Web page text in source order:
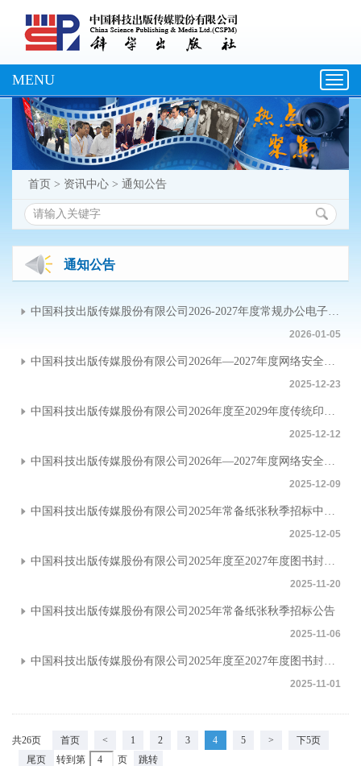
MENU
首页 > 资讯中心 > 通知公告
通知公告
2026-01-05
2025-12-23
2025-12-12
2025-12-09
2025-12-05
2025-11-20
中国科技出版传媒股份有限公司2025年常备纸张秋季招标公告
2025-11-06
2025-11-01
共26页 首页 < 1 2 3 4 5 >
下5页
尾页
转到第 页